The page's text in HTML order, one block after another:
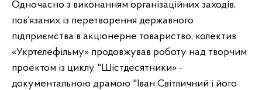
Одночасно з виконанням організаційних заходів,
пов’язаних із перетворення державного
підприємства в акціонерне товариство, колектив
«Укртелефільму» продовжував роботу над творчим
проектом із циклу "Шістдесятники» -
документальною драмою "Іван Світличний і його